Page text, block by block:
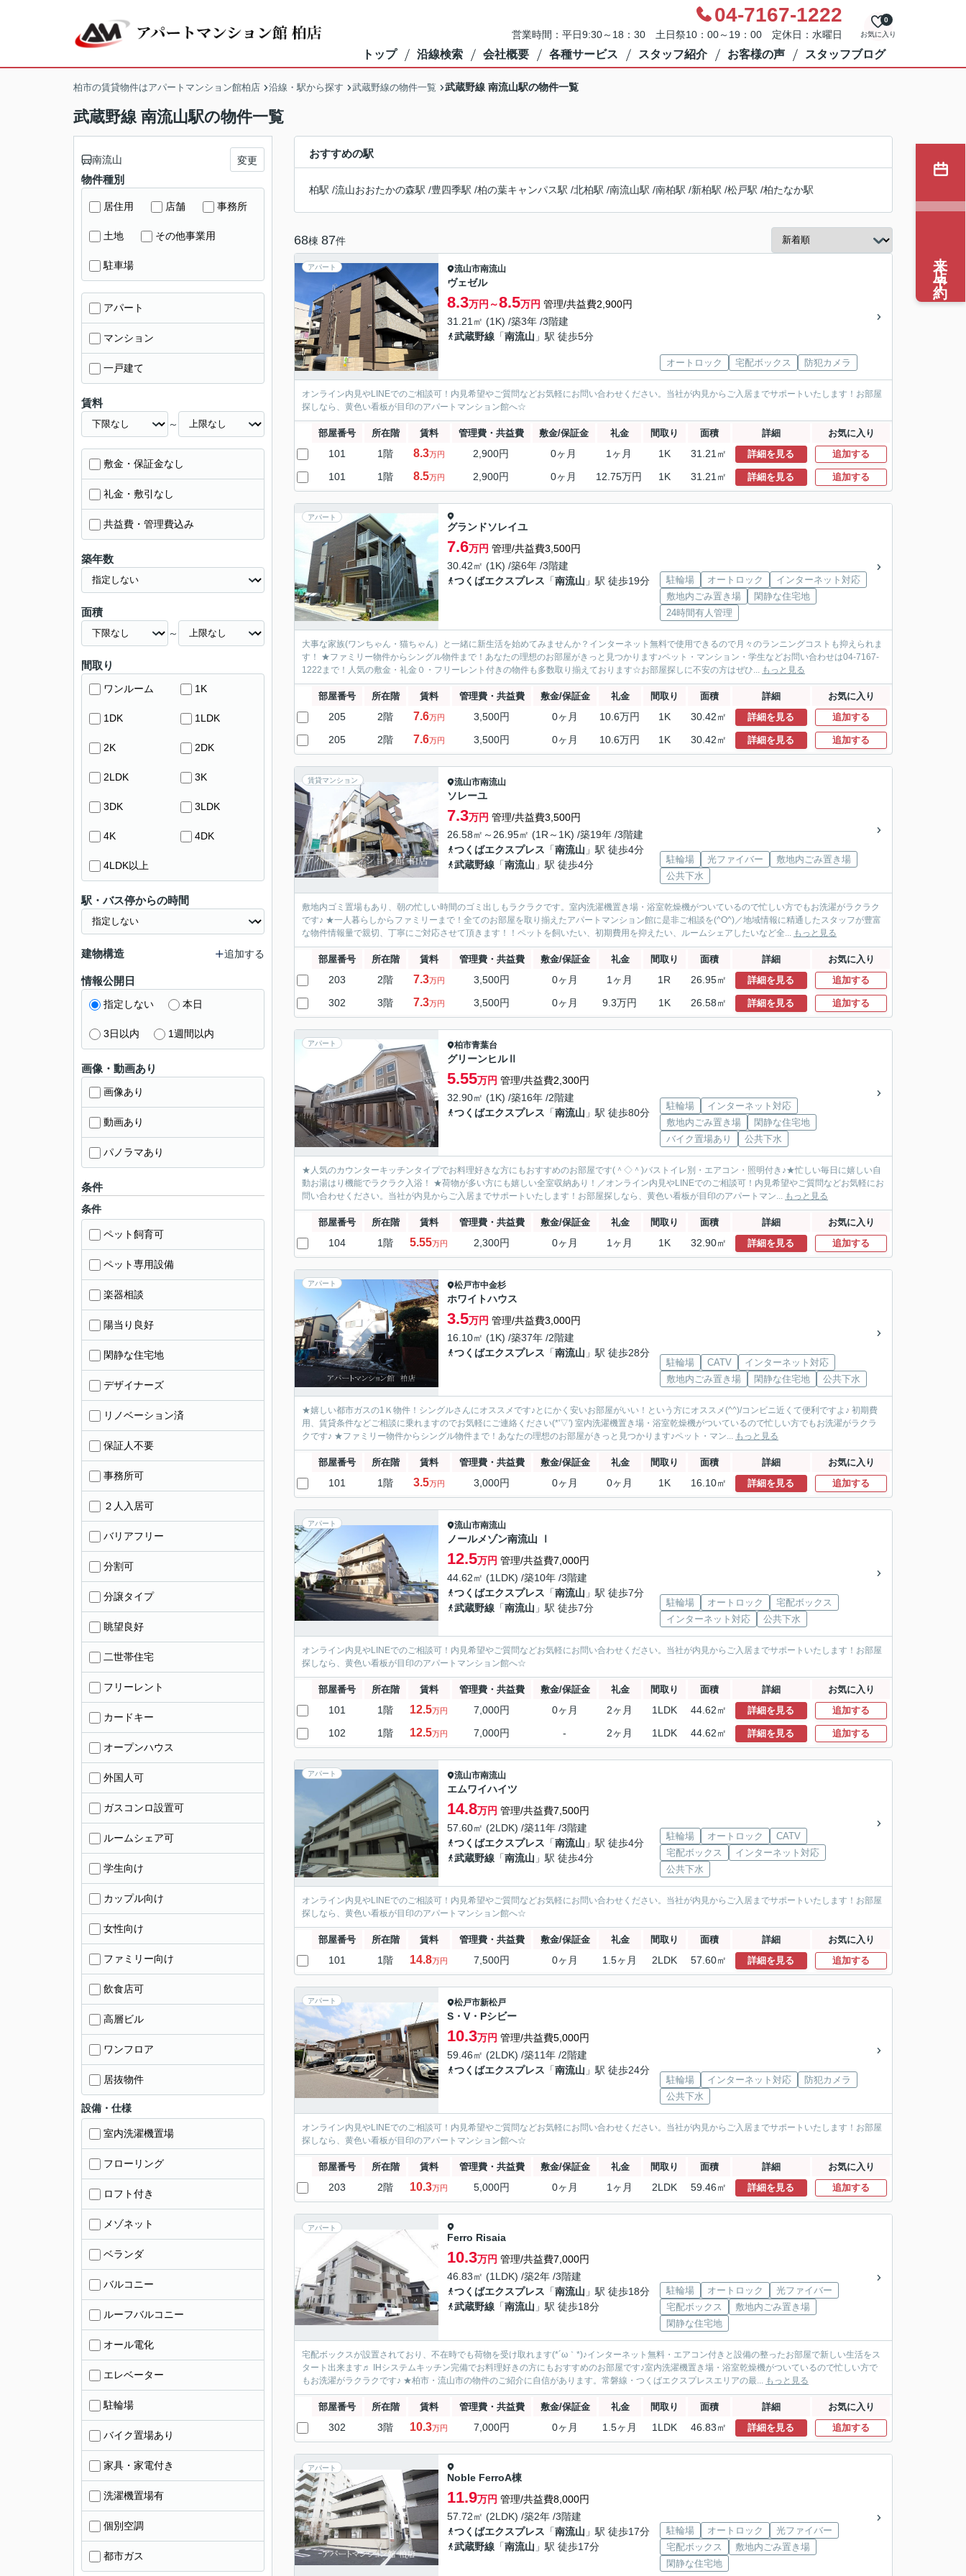
04-7167-1222
営業時間：平日9:30～18：30 土日祭10：00～19：00 定休日：水曜日 お気に入り
0
トップ 沿線検索 会社概要 各種サービス スタッフ紹介 お客様の声 スタッフブログ
柏市の賃貸物件はアパートマンション館柏店 沿線・駅から探す 武蔵野線の物件一覧 武蔵野線 南流山駅の物件一覧
武蔵野線 南流山駅の物件一覧
おすすめの駅
柏駅 /流山おおたかの森駅 /豊四季駅 /柏の葉キャンパス駅 /北柏駅 /南流山駅 /南柏駅 /新柏駅 /松戸駅 /柏たなか駅
68棟 87件
アパート 流山市南流山
ヴェゼル
8.3万円～8.5万円 管理/共益費2,900円
31.21㎡ (1K) /築3年 /3階建
武蔵野線 「南流山 」駅 徒歩5分
オートロック 宅配ボックス 防犯カメラ
オンライン内見やLINEでのご相談可！内見希望やご質問などお気軽にお問い合わせください。当社が内見からご入居までサポートいたします！お部屋
探しなら、黄色い看板が目印のアパートマンション館へ☆
部屋番号 所在階 賃料 管理費・共益費 敷金/保証金 礼金 間取り 面積 詳細 お気に入り
101 1階 8.3万円 2,900円 0ヶ月 1ヶ月 1K 31.21㎡ 詳細を見る 追加する
101 1階 8.5万円 2,900円 0ヶ月 12.75万円 1K 31.21㎡ 詳細を見る 追加する
アパート
グランドソレイユ
7.6万円 管理/共益費3,500円
30.42㎡ (1K) /築6年 /3階建
つくばエクスプレス 「南流山 」駅 徒歩19分 駐輪場 オートロック
インターネット対応
敷地内ごみ置き場
閑静な住宅地
24時間有人管理
大事な家族(ワンちゃん・猫ちゃん）と一緒に新生活を始めてみませんか？インターネット無料で使用できるので月々のランニングコストも抑えられま
す！ ★ファミリー物件からシングル物件まで！あなたの理想のお部屋がきっと見つかります♪ペット・マンション・学生などお問い合わせは04-7167-
1222まで！人気の敷金・礼金０・フリーレント付きの物件も多数取り揃えております☆お部屋探しに不安の方はぜひ... もっと見る
部屋番号 所在階 賃料 管理費・共益費 敷金/保証金 礼金 間取り 面積 詳細 お気に入り
205 2階 7.6万円 3,500円 0ヶ月 10.6万円 1K 30.42㎡ 詳細を見る 追加する
205 2階 7.6万円 3,500円 0ヶ月 10.6万円 1K 30.42㎡ 詳細を見る 追加する
賃貸マンション 流山市南流山
ソレーユ
7.3万円 管理/共益費3,500円
26.58㎡～26.95㎡ (1R～1K) /築19年 /3階建
つくばエクスプレス 「南流山 」駅 徒歩4分
武蔵野線 「南流山 」駅 徒歩4分 駐輪場 光ファイバー
敷地内ごみ置き場
公共下水
敷地内ゴミ置場もあり、朝の忙しい時間のゴミ出しもラクラクです。室内洗濯機置き場・浴室乾燥機がついているので忙しい方でもお洗濯がラクラク
です♪ ★一人暮らしからファミリーまで！全てのお部屋を取り揃えたアパートマンション館に是非ご相談を(^O^)／地域情報に精通したスタッフが豊富
な物件情報量で親切、丁寧にご対応させて頂きます！！ペットを飼いたい、初期費用を抑えたい、ルームシェアしたいなど全... もっと見る
部屋番号 所在階 賃料 管理費・共益費 敷金/保証金 礼金 間取り 面積 詳細 お気に入り
203 2階 7.3万円 3,500円 0ヶ月 1ヶ月 1R 26.95㎡ 詳細を見る 追加する
302 3階 7.3万円 3,500円 0ヶ月 9.3万円 1K 26.58㎡ 詳細を見る 追加する
アパート 柏市青葉台
グリーンヒルⅡ
5.55万円 管理/共益費2,300円
32.90㎡ (1K) /築16年 /2階建
つくばエクスプレス 「南流山 」駅 徒歩80分
駐輪場
インターネット対応
敷地内ごみ置き場
閑静な住宅地
バイク置場あり
公共下水
★人気のカウンターキッチンタイプでお料理好きな方にもおすすめのお部屋です(＾◇＾)バストイレ別・エアコン・照明付き♪★忙しい毎日に嬉しい自
動お湯はり機能でラクラク入浴！ ★荷物が多い方にも嬉しい全室収納あり！／オンライン内見やLINEでのご相談可！内見希望やご質問などお気軽にお
問い合わせください。当社が内見からご入居までサポートいたします！お部屋探しなら、黄色い看板が目印のアパートマン... もっと見る
部屋番号 所在階 賃料 管理費・共益費 敷金/保証金 礼金 間取り 面積 詳細 お気に入り
104 1階 5.55万円 2,300円 0ヶ月 1ヶ月 1K 32.90㎡ 詳細を見る 追加する
アパート 松戸市中金杉
ホワイトハウス
3.5万円 管理/共益費3,000円
16.10㎡ (1K) /築37年 /2階建
つくばエクスプレス 「南流山 」駅 徒歩28分
駐輪場 CATV
インターネット対応
敷地内ごみ置き場
閑静な住宅地 公共下水
★嬉しい都市ガスの1Ｋ物件！シングルさんにオススメです♪とにかく安いお部屋がいい！という方にオススメ(^^)/コンビニ近くて便利ですよ♪ 初期費
用、賃貸条件などご相談に乗れますのでお気軽にご連絡ください(*'▽') 室内洗濯機置き場・浴室乾燥機がついているので忙しい方でもお洗濯がラクラ
クです♪ ★ファミリー物件からシングル物件まで！あなたの理想のお部屋がきっと見つかります♪ペット・マン... もっと見る
部屋番号 所在階 賃料 管理費・共益費 敷金/保証金 礼金 間取り 面積 詳細 お気に入り
101 1階 3.5万円 3,000円 0ヶ月 0ヶ月 1K 16.10㎡ 詳細を見る 追加する
アパート 流山市南流山
ノールメゾン南流山 Ⅰ
12.5万円 管理/共益費7,000円
44.62㎡ (1LDK) /築10年 /3階建
つくばエクスプレス 「南流山 」駅 徒歩7分
武蔵野線 「南流山 」駅 徒歩7分 駐輪場 オートロック
宅配ボックス
インターネット対応
公共下水
オンライン内見やLINEでのご相談可！内見希望やご質問などお気軽にお問い合わせください。当社が内見からご入居までサポートいたします！お部屋
探しなら、黄色い看板が目印のアパートマンション館へ☆
部屋番号 所在階 賃料 管理費・共益費 敷金/保証金 礼金 間取り 面積 詳細 お気に入り
101 1階 12.5万円 7,000円 0ヶ月 2ヶ月 1LDK 44.62㎡ 詳細を見る 追加する
102 1階 12.5万円 7,000円 - 2ヶ月 1LDK 44.62㎡ 詳細を見る 追加する
アパート 流山市南流山
エムワイハイツ
14.8万円 管理/共益費7,500円
57.60㎡ (2LDK) /築11年 /3階建
つくばエクスプレス 「南流山 」駅 徒歩4分
武蔵野線 「南流山 」駅 徒歩4分
駐輪場 オートロック
CATV
宅配ボックス
インターネット対応
公共下水
オンライン内見やLINEでのご相談可！内見希望やご質問などお気軽にお問い合わせください。当社が内見からご入居までサポートいたします！お部屋
探しなら、黄色い看板が目印のアパートマンション館へ☆
部屋番号 所在階 賃料 管理費・共益費 敷金/保証金 礼金 間取り 面積 詳細 お気に入り
101 1階 14.8万円 7,500円 0ヶ月 1.5ヶ月 2LDK 57.60㎡ 詳細を見る 追加する
アパート 松戸市新松戸
S・V・Pシビー
10.3万円 管理/共益費5,000円
59.46㎡ (2LDK) /築11年 /2階建
つくばエクスプレス 「南流山 」駅 徒歩24分
駐輪場 インターネット対応
防犯カメラ
公共下水
オンライン内見やLINEでのご相談可！内見希望やご質問などお気軽にお問い合わせください。当社が内見からご入居までサポートいたします！お部屋
探しなら、黄色い看板が目印のアパートマンション館へ☆
部屋番号 所在階 賃料 管理費・共益費 敷金/保証金 礼金 間取り 面積 詳細 お気に入り
203 2階 10.3万円 5,000円 0ヶ月 1ヶ月 2LDK 59.46㎡ 詳細を見る 追加する
アパート
Ferro Risaia
10.3万円 管理/共益費7,000円
46.83㎡ (1LDK) /築2年 /3階建
つくばエクスプレス 「南流山 」駅 徒歩18分
武蔵野線 「南流山 」駅 徒歩18分
駐輪場 オートロック
光ファイバー
宅配ボックス
敷地内ごみ置き場
閑静な住宅地
宅配ボックスが設置されており、不在時でも荷物を受け取れます(*´ω｀*)♪インターネット無料・エアコン付きと設備の整ったお部屋で新しい生活をス
タート出来ます♬ IHシステムキッチン完備でお料理好きの方にもおすすめのお部屋です♪室内洗濯機置き場・浴室乾燥機がついているので忙しい方で
もお洗濯がラクラクです♪ ★柏市・流山市の物件のご紹介に自信があります。常磐線・つくばエクスプレスエリアの最... もっと見る
部屋番号 所在階 賃料 管理費・共益費 敷金/保証金 礼金 間取り 面積 詳細 お気に入り
302 3階 10.3万円 7,000円 0ヶ月 1.5ヶ月 1LDK 46.83㎡ 詳細を見る 追加する
アパート
Noble FerroA棟
11.9万円 管理/共益費8,000円
57.72㎡ (2LDK) /築2年 /3階建
つくばエクスプレス 「南流山 」駅 徒歩17分
武蔵野線 「南流山 」駅 徒歩17分
駐輪場 オートロック
光ファイバー
宅配ボックス
敷地内ごみ置き場
閑静な住宅地
南流山 変更
物件種別
居住用 店舗 事務所
土地 その他事業用
駐車場
アパート
マンション
一戸建て
賃料
～
敷金・保証金なし
礼金・敷引なし
共益費・管理費込み
築年数
面積
～
間取り
ワンルーム 1K
1DK 1LDK
2K 2DK
2LDK 3K
3DK 3LDK
4K 4DK
4LDK以上
駅・バス停からの時間
建物構造 追加する
情報公開日
指定しない 本日
3日以内 1週間以内
画像・動画あり
画像あり
動画あり
パノラマあり
条件
条件
ペット飼育可
ペット専用設備
楽器相談
陽当り良好
閑静な住宅地
デザイナーズ
リノベーション済
保証人不要
事務所可
２人入居可
バリアフリー
分割可
分譲タイプ
眺望良好
二世帯住宅
フリーレント
カードキー
オープンハウス
外国人可
ガスコンロ設置可
ルームシェア可
学生向け
カップル向け
女性向け
ファミリー向け
飲食店可
高層ビル
ワンフロア
居抜物件
設備・仕様
室内洗濯機置場
フローリング
ロフト付き
メゾネット
ベランダ
バルコニー
ルーフバルコニー
オール電化
エレベーター
駐輪場
バイク置場あり
家具・家電付き
洗濯機置場有
個別空調
都市ガス
来店予約